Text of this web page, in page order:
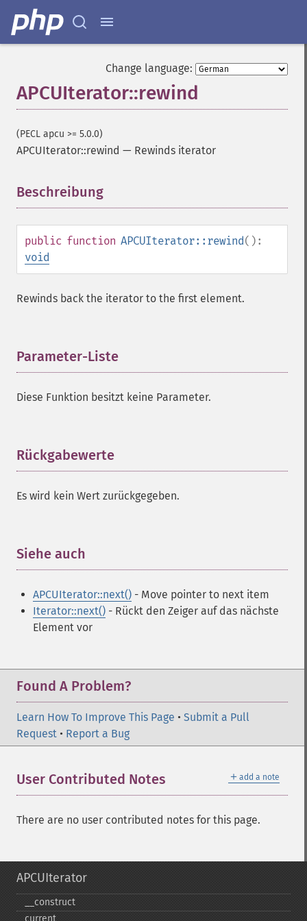
Change language:
APCUIterator::rewind
(PECL apcu >= 5.0.0)
APCUIterator::rewind — Rewinds iterator
Beschreibung
public function APCUIterator::rewind():
void
Rewinds back the iterator to the first element.
Parameter-Liste
Diese Funktion besitzt keine Parameter.
Rückgabewerte
Es wird kein Wert zurückgegeben.
Siehe auch
APCUIterator::next() - Move pointer to next item
Iterator::next() - Rückt den Zeiger auf das nächste
Element vor
Found A Problem?
Learn How To Improve This Page • Submit a Pull
Request • Report a Bug
＋ add a note
User Contributed Notes
There are no user contributed notes for this page.
APCUIterator
_​_​construct
current